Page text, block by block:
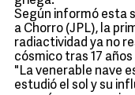
Según informó esta
a Chorro (JPL), la
radiactividad ya no
cósmico tras 17
"La venerable nave
estudió el sol y su